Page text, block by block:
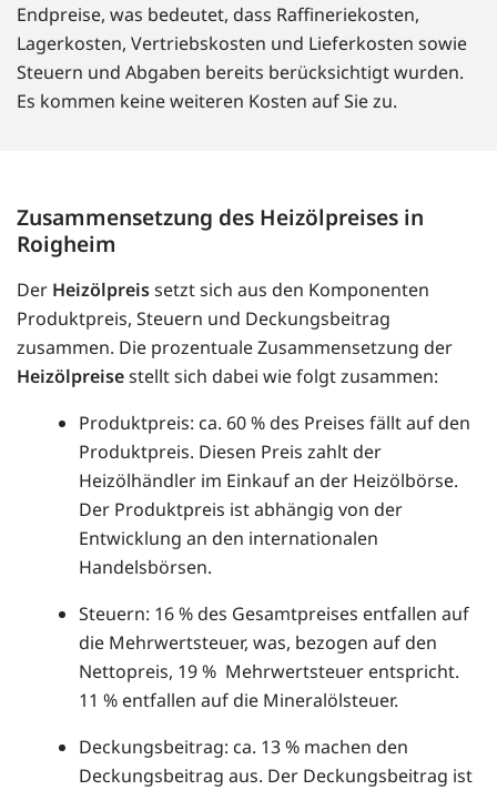
Endpreise, was bedeutet, dass Raffineriekosten,
Lagerkosten, Vertriebskosten und Lieferkosten sowie
Steuern und Abgaben bereits berücksichtigt wurden.
Es kommen keine weiteren Kosten auf Sie zu.
Zusammensetzung des Heizölpreises in
Roigheim
Der Heizölpreissetzt sich aus den Komponenten
Produktpreis, Steuern und Deckungsbeitrag
zusammen. Die prozentuale Zusammensetzung der
Heizölpreisestellt sich dabei wie folgt zusammen:
Produktpreis: ca. 60 % des Preises fällt auf den
Produktpreis. Diesen Preis zahlt der
Heizölhändler im Einkauf an der Heizölbörse.
Der Produktpreis ist abhängig von der
Entwicklung an den internationalen
Handelsbörsen.
Steuern: 16 % des Gesamtpreises entfallen auf
die Mehrwertsteuer, was, bezogen auf den
Nettopreis, 19 % Mehrwertsteuer entspricht.
11 % entfallen auf die Mineralölsteuer.
Deckungsbeitrag: ca. 13 % machen den
Deckungsbeitrag aus. Der Deckungsbeitrag ist